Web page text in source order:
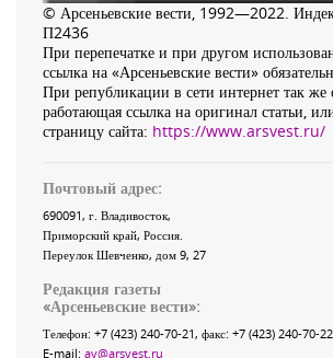
© Арсеньевские вести, 1992—2022.
П2436
При перепечатке и при другом
ссылка на «Арсеньевские вести»
При републикации в сети интернет так же
работающая ссылка на оригинал статьи,
страницу сайта: https://www.arsvest.ru/
Почтовый адрес:
690091, г. Владивосток,
Приморский край, Россия
Переулок Шевченко, дом 9, 27
Редакция газеты
«Арсеньевские вести»:
Телефон: +7 (423) 240-70-21, факс: +7 (423) 240-70-22
E-mail: av@arsvest.ru